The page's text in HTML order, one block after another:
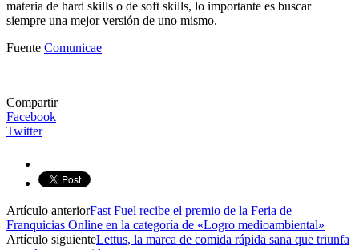
materia de hard skills o de soft skills, lo importante es buscar
siempre una mejor versión de uno mismo.
Fuente Comunicae
Compartir
Facebook
Twitter
Artículo anteriorFast Fuel recibe el premio de la Feria de
Franquicias Online en la categoría de «Logro medioambiental»
Artículo siguienteLettus, la marca de comida rápida sana que triunfa